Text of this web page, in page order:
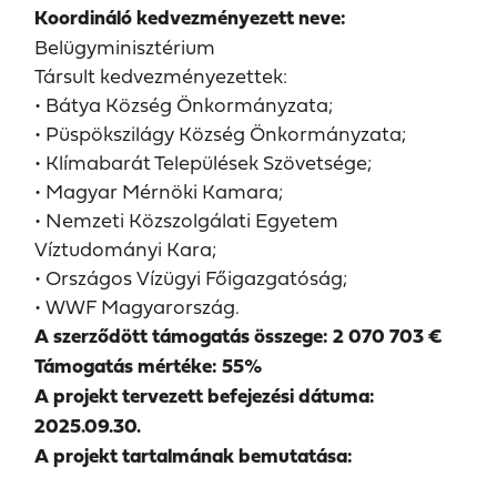
Koordináló kedvezményezett neve:
Belügyminisztérium
Társult kedvezményezettek:
• Bátya Község Önkormányzata;
• Püspökszilágy Község Önkormányzata;
• Klímabarát Települések Szövetsége;
• Magyar Mérnöki Kamara;
• Nemzeti Közszolgálati Egyetem
Víztudományi Kara;
• Országos Vízügyi Főigazgatóság;
• WWF Magyarország.
A szerződött támogatás összege: 2 070 703 €
Támogatás mértéke: 55%
A projekt tervezett befejezési dátuma:
2025.09.30.
A projekt tartalmának bemutatása: